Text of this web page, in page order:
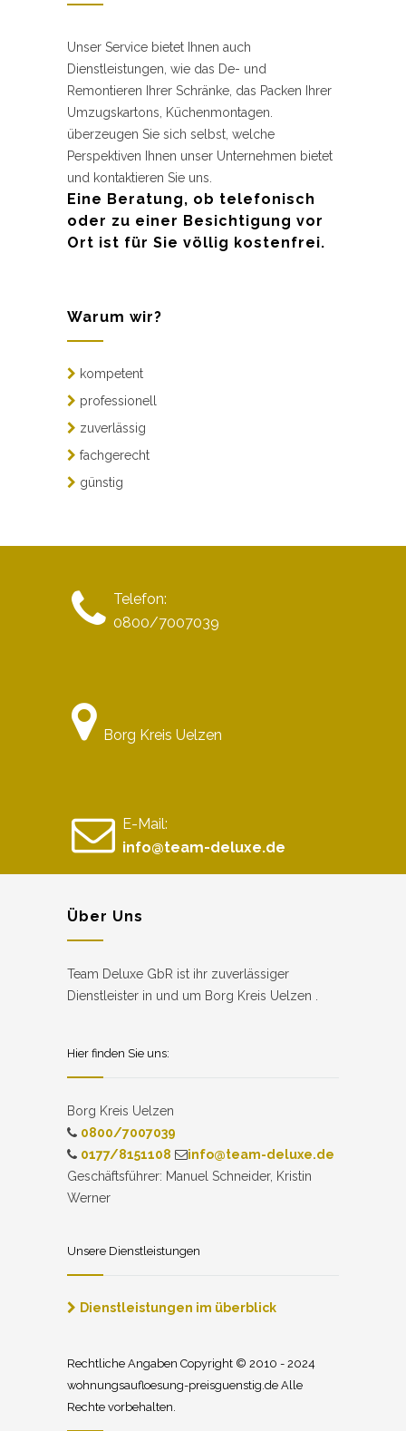
Unser Service bietet Ihnen auch
Dienstleistungen, wie das De- und
Remontieren Ihrer Schränke, das Packen Ihrer
Umzugskartons, Küchenmontagen.
überzeugen Sie sich selbst, welche
Perspektiven Ihnen unser Unternehmen bietet
und kontaktieren Sie uns.
Eine Beratung, ob telefonisch
oder zu einer Besichtigung vor
Ort ist für Sie völlig kostenfrei.
Warum wir?
kompetent
professionell
zuverlässig
fachgerecht
günstig
Telefon:
0800/7007039
Borg Kreis Uelzen
E-Mail:
info@team-deluxe.de
Über Uns
Team Deluxe GbR ist ihr zuverlässiger
Dienstleister in und um Borg Kreis Uelzen .
Hier finden Sie uns:
Borg Kreis Uelzen
0800/7007039
0177/8151108
info@team-deluxe.de
Geschäftsführer: Manuel Schneider, Kristin
Werner
Unsere Dienstleistungen
Dienstleistungen im überblick
Rechtliche Angaben Copyright © 2010 - 2024
wohnungsaufloesung-preisguenstig.de Alle
Rechte vorbehalten.